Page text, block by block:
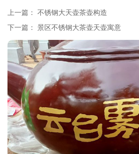
上一篇： 不锈钢大天壶茶壶构造
下一篇： 景区不锈钢大茶壶天壶寓意